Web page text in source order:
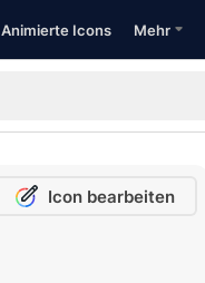
Animierte Icons Mehr
Icon bearbeiten